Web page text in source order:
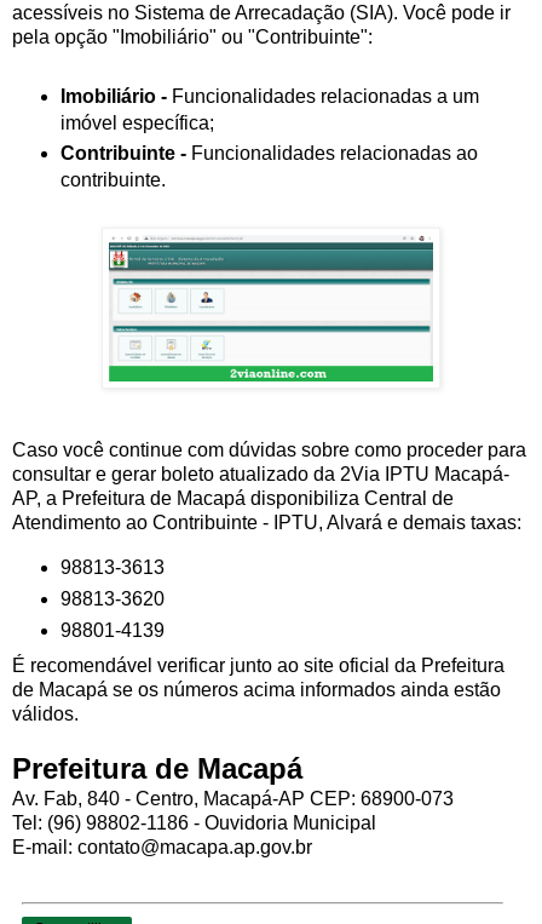
acessíveis no Sistema de Arrecadação (SIA). Você pode ir
pela opção "Imobiliário" ou "Contribuinte":
Imobiliário -Funcionalidades relacionadas a um
imóvel específica;
Contribuinte -Funcionalidades relacionadas ao
contribuinte.
Caso você continue com dúvidas sobre como proceder para
consultar e gerar boleto atualizado da 2Via IPTU Macapá-
AP, a Prefeitura de Macapá disponibiliza Central de
Atendimento ao Contribuinte - IPTU, Alvará e demais taxas:
98813-3613
98813-3620
98801-4139
É recomendável verificar junto ao site oficial da Prefeitura
de Macapá se os números acima informados ainda estão
válidos.
Prefeitura de Macapá
Av. Fab, 840 - Centro, Macapá-AP CEP: 68900-073
Tel: (96) 98802-1186 - Ouvidoria Municipal
E-mail: contato@macapa.ap.gov.br